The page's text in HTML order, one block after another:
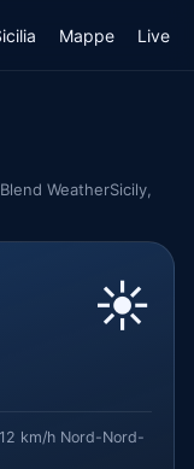
Mappe Live
WeatherSicily,
☀️
km/h Nord-Nord-